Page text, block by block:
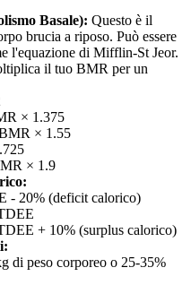
Basale): Questo è il
brucia a riposo. Può essere
l'equazione di Mifflin-St Jeor.
il tuo BMR per un
× 1.375
× 1.55
× 1.9
- 20% (deficit calorico)
+ 10% (surplus calorico)
di peso corporeo o 25-35%